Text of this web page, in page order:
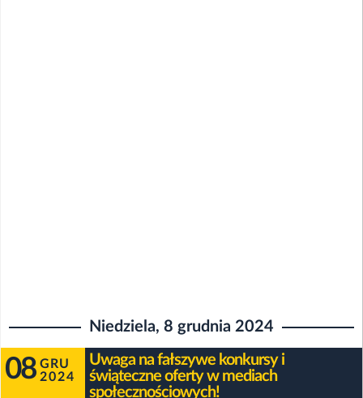
Niedziela, 8 grudnia 2024
08 GRU
2024
Uwaga na fałszywe konkursy i
świąteczne oferty w mediach
społecznościowych!